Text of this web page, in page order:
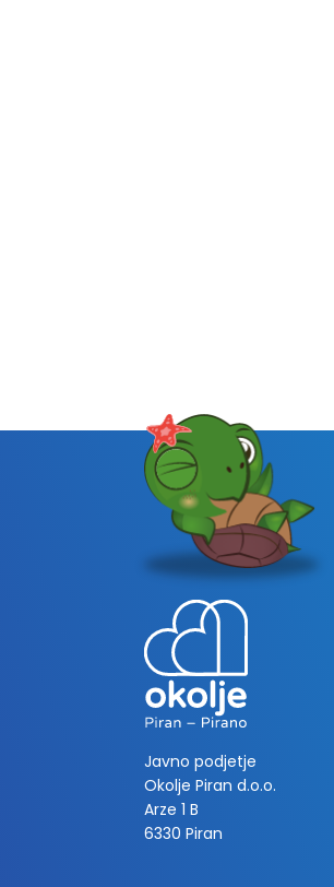
Javno podjetje
Okolje Piran d.o.o.
Arze 1 B
6330 Piran